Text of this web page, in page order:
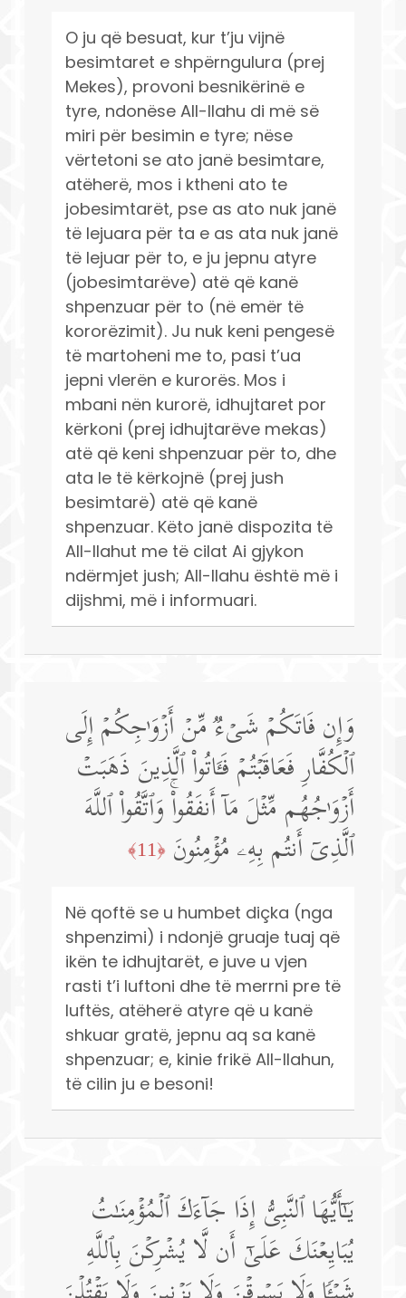
O ju që besuat, kur t’ju vijnë
besimtaret e shpërngulura (prej
Mekes), provoni besnikërinë e
tyre, ndonëse All-llahu di më së
miri për besimin e tyre; nëse
vërtetoni se ato janë besimtare,
atëherë, mos i ktheni ato te
jobesimtarët, pse as ato nuk janë
të lejuara për ta e as ata nuk janë
të lejuar për to, e ju jepnu atyre
(jobesimtarëve) atë që kanë
shpenzuar për to (në emër të
kororëzimit). Ju nuk keni pengesë
të martoheni me to, pasi t’ua
jepni vlerën e kurorës. Mos i
mbani nën kurorë, idhujtaret por
kërkoni (prej idhujtarëve mekas)
atë që keni shpenzuar për to, dhe
ata le të kërkojnë (prej jush
besimtarë) atë që kanë
shpenzuar. Këto janë dispozita të
All-llahut me të cilat Ai gjykon
ndërmjet jush; All-llahu është më i
dijshmi, më i informuari.
وَإِن فَاتَكُمۡ شَیۡءࣱ مِّنۡ أَزۡوَ ٰ⁠جِكُمۡ إِلَى
ٱلۡكُفَّارِ فَعَاقَبۡتُمۡ فَـَٔاتُوا۟ ٱلَّذِینَ ذَهَبَتۡ
أَزۡوَ ٰ⁠جُهُم مِّثۡلَ مَاۤ أَنفَقُوا۟ۚ وَٱتَّقُوا۟ ٱللَّهَ
ٱلَّذِیۤ أَنتُم بِهِۦ مُؤۡمِنُونَ ﴿11﴾
Në qoftë se u humbet diçka (nga
shpenzimi) i ndonjë gruaje tuaj që
ikën te idhujtarët, e juve u vjen
rasti t’i luftoni dhe të merrni pre të
luftës, atëherë atyre që u kanë
shkuar gratë, jepnu aq sa kanë
shpenzuar; e, kinie frikë All-llahun,
të cilin ju e besoni!
یَـٰۤأَیُّهَا ٱلنَّبِیُّ إِذَا جَاۤءَكَ ٱلۡمُؤۡمِنَـٰتُ
یُبَایِعۡنَكَ عَلَىٰۤ أَن لَّا یُشۡرِكۡنَ بِٱللَّهِ